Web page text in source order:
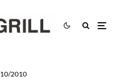
2010